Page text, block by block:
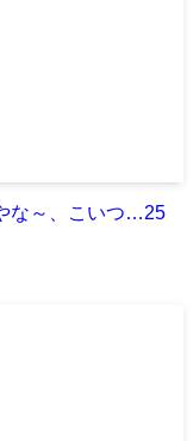
な～、こいつ…25